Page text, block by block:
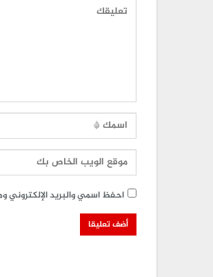
احفظ اسمي والبريد الإلكتروني